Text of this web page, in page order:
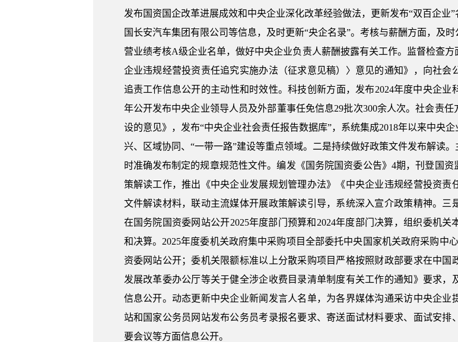
发布国资国企改革进展成效和中央企业深化改革经验做法，更新发布“双百企业
国长安汽车集团有限公司等信息，及时更新“央企名录”。考核与薪酬方面，及
营业绩考核A级企业名单，做好中央企业负责人薪酬披露有关工作。监督检查
企业违规经营投资责任追究实施办法（征求意见稿）〉意见的通知》，向社
追责工作信息公开的主动性和时效性。科技创新方面，发布2024年度中央企
年公开发布中央企业领导人员及外部董事任免信息29批次300余人次。社会责
设的意见》，发布“中央企业社会责任报告数据库”，系统集成2018年以来中央
兴、区域协同、“一带一路”建设等重点领域。二是持续做好政策文件发布解读
时准确发布制定的规章规范性文件。编发《国务院国资委公告》4期，刊登国
策解读工作，推出《中央企业发展规划管理办法》《中央企业违规经营投资
文件解读材料，联动主流媒体开展政策解读引导，系统深入宣介政策精神。三
在国务院国资委网站公开2025年度部门预算和2024年度部门决算，组织委机
和决算。2025年度委机关政府集中采购项目全部委托中央国家机关政府采购中
资委网站公开；委机关限额标准以上分散采购项目严格按照财政部要求在中
发展改革委办公厅等关于健全涉企收费目录清单制度有关工作的通知》要求
信息公开。动态更新中央企业新闻发言人名单，为各界媒体沟通采访中央企业
站和国家公务员网站发布公务员考录报名要求、寄送面试材料要求、面试安
要会议等方面信息公开。